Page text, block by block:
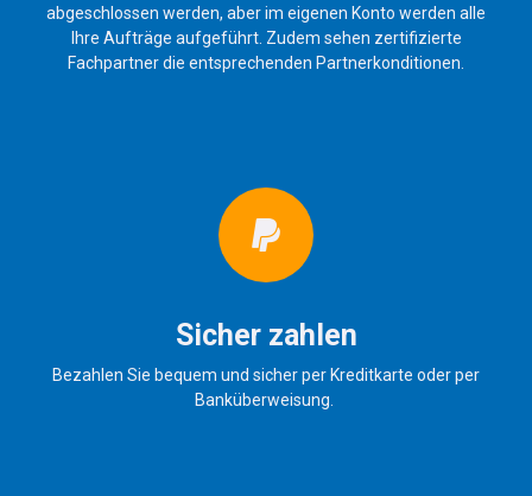
abgeschlossen werden, aber im eigenen Konto werden alle
Ihre Aufträge aufgeführt. Zudem sehen zertifizierte
Fachpartner die entsprechenden Partnerkonditionen.
Sicher zahlen
Bezahlen Sie bequem und sicher per Kreditkarte oder per
Banküberweisung.